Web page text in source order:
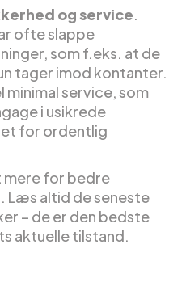
og service.
ofte slappe
som f.eks. at de
tager imod kontanter.
service, som
i usikrede
for ordentlig
for bedre
Læs altid de seneste
– de er den bedste
aktuelle tilstand.